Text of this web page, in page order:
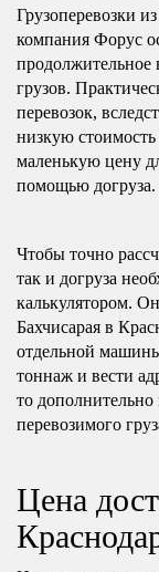
Грузоперевозки
компания Форус
продолжительное
грузов.
перевозок,
низкую
маленькую цену
помощью догруза.
Чтобы точно
так и догруза
калькулятором.
Бахчисарая в
отдельной
тоннаж и вести
то дополнительно
перевозимого
Цена